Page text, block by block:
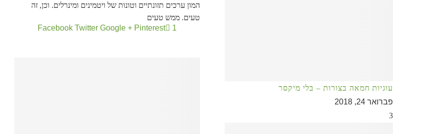
המון ערכים תזונתיים וטונות של ויטמינים ומינרלים. וכן, זה
טעים. ממש טעים
1
Facebook Twitter Google + Pinterest
עוגיות חמאה בצורות – בלי מיקסר
פברואר 24, 2018
3